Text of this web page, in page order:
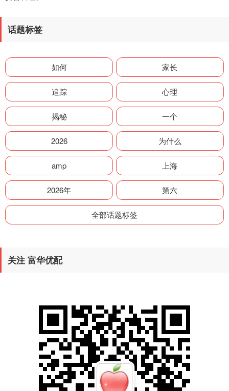
话题标签
如何 家长
追踪 心理
揭秘 一个
2026 为什么
amp 上海
2026年 第六
全部话题标签
关注 富华优配